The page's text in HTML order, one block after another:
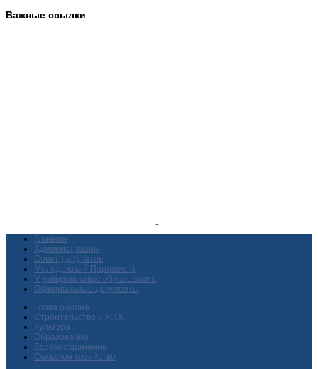
Важные ссылки
Главная
Администрация
Совет депутатов
Молодежный Парламент
Муниципальные образования
Официальные документы
Глава района
Строительство и ЖКХ
Культура
Образование
Здравоохранение
Сельское хозяйство